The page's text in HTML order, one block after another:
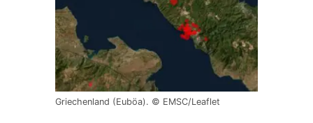
Griechenland (Euböa). © EMSC/Leaflet